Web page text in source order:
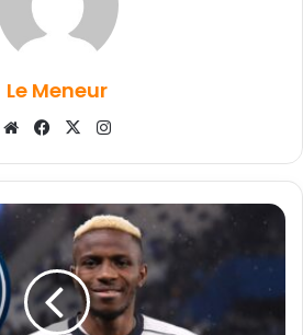
Le Meneur
WebsiteFacebook
X